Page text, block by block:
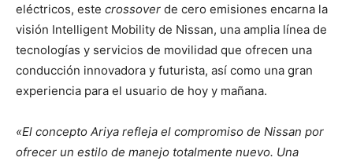
eléctricos, este crossover de cero emisiones encarna la
visión Intelligent Mobility de Nissan, una amplia línea de
tecnologías y servicios de movilidad que ofrecen una
conducción innovadora y futurista, así como una gran
experiencia para el usuario de hoy y mañana.
«El concepto Ariya refleja el compromiso de Nissan por
ofrecer un estilo de manejo totalmente nuevo. Una